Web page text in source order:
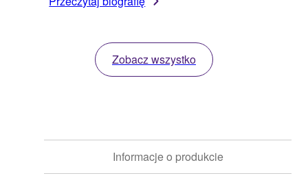
Zobacz wszystko
Informacje o produkcie